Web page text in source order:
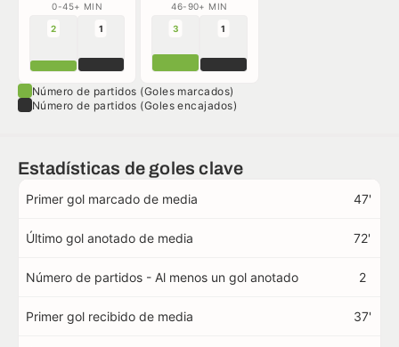
0-45+ MIN
2 1
46-90+ MIN
3 1
Número de partidos (Goles marcados)
Número de partidos (Goles encajados)
Estadísticas de goles clave
Primer gol marcado de media 47'
Último gol anotado de media 72'
Número de partidos - Al menos un gol anotado 2
Primer gol recibido de media 37'